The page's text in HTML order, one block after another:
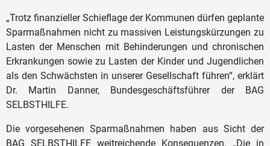
„Trotz finanzieller Schieflage der Kommunen dürfen geplante
Sparmaßnahmen nicht zu massiven Leistungskürzungen zu
Lasten der Menschen mit Behinderungen und chronischen
Erkrankungen sowie zu Lasten der Kinder und Jugendlichen
als den Schwächsten in unserer Gesellschaft führen“, erklärt
Dr. Martin Danner, Bundesgeschäftsführer der BAG
SELBSTHILFE.
Die vorgesehenen Sparmaßnahmen haben aus Sicht der
BAG SELBSTHILFE weitreichende Konsequenzen. „Die in